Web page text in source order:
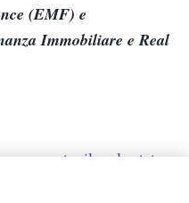
(EMF) e
Immobiliare e Real
e il real estate»,